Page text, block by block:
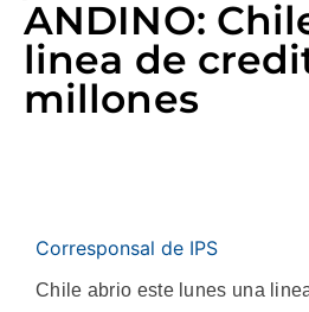
ANDINO:
linea de
millones
Corresponsal de IPS
Chile abrio este lunes una